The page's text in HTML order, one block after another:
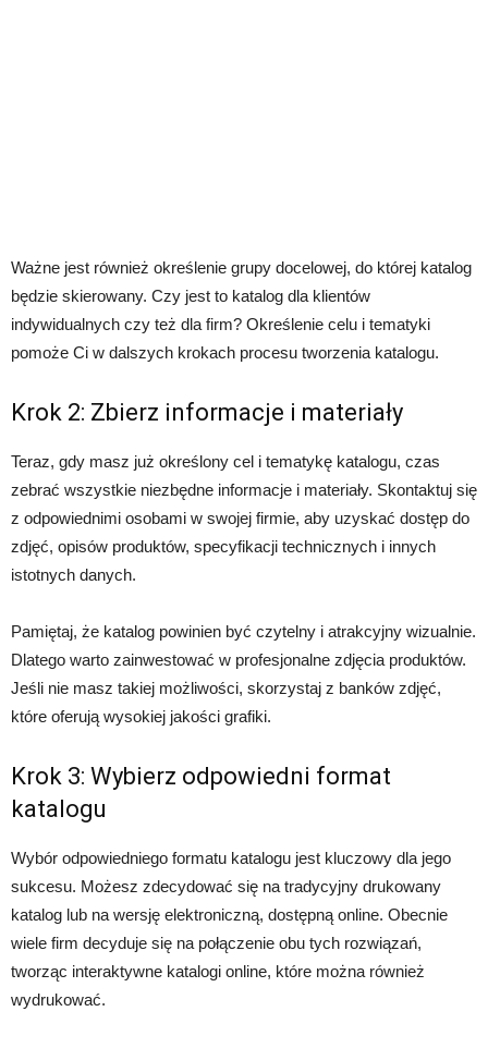
Ważne jest również określenie grupy docelowej, do której katalog
będzie skierowany. Czy jest to katalog dla klientów
indywidualnych czy też dla firm? Określenie celu i tematyki
pomoże Ci w dalszych krokach procesu tworzenia katalogu.
Krok 2: Zbierz informacje i materiały
Teraz, gdy masz już określony cel i tematykę katalogu, czas
zebrać wszystkie niezbędne informacje i materiały. Skontaktuj się
z odpowiednimi osobami w swojej firmie, aby uzyskać dostęp do
zdjęć, opisów produktów, specyfikacji technicznych i innych
istotnych danych.
Pamiętaj, że katalog powinien być czytelny i atrakcyjny wizualnie.
Dlatego warto zainwestować w profesjonalne zdjęcia produktów.
Jeśli nie masz takiej możliwości, skorzystaj z banków zdjęć,
które oferują wysokiej jakości grafiki.
Krok 3: Wybierz odpowiedni format
katalogu
Wybór odpowiedniego formatu katalogu jest kluczowy dla jego
sukcesu. Możesz zdecydować się na tradycyjny drukowany
katalog lub na wersję elektroniczną, dostępną online. Obecnie
wiele firm decyduje się na połączenie obu tych rozwiązań,
tworząc interaktywne katalogi online, które można również
wydrukować.